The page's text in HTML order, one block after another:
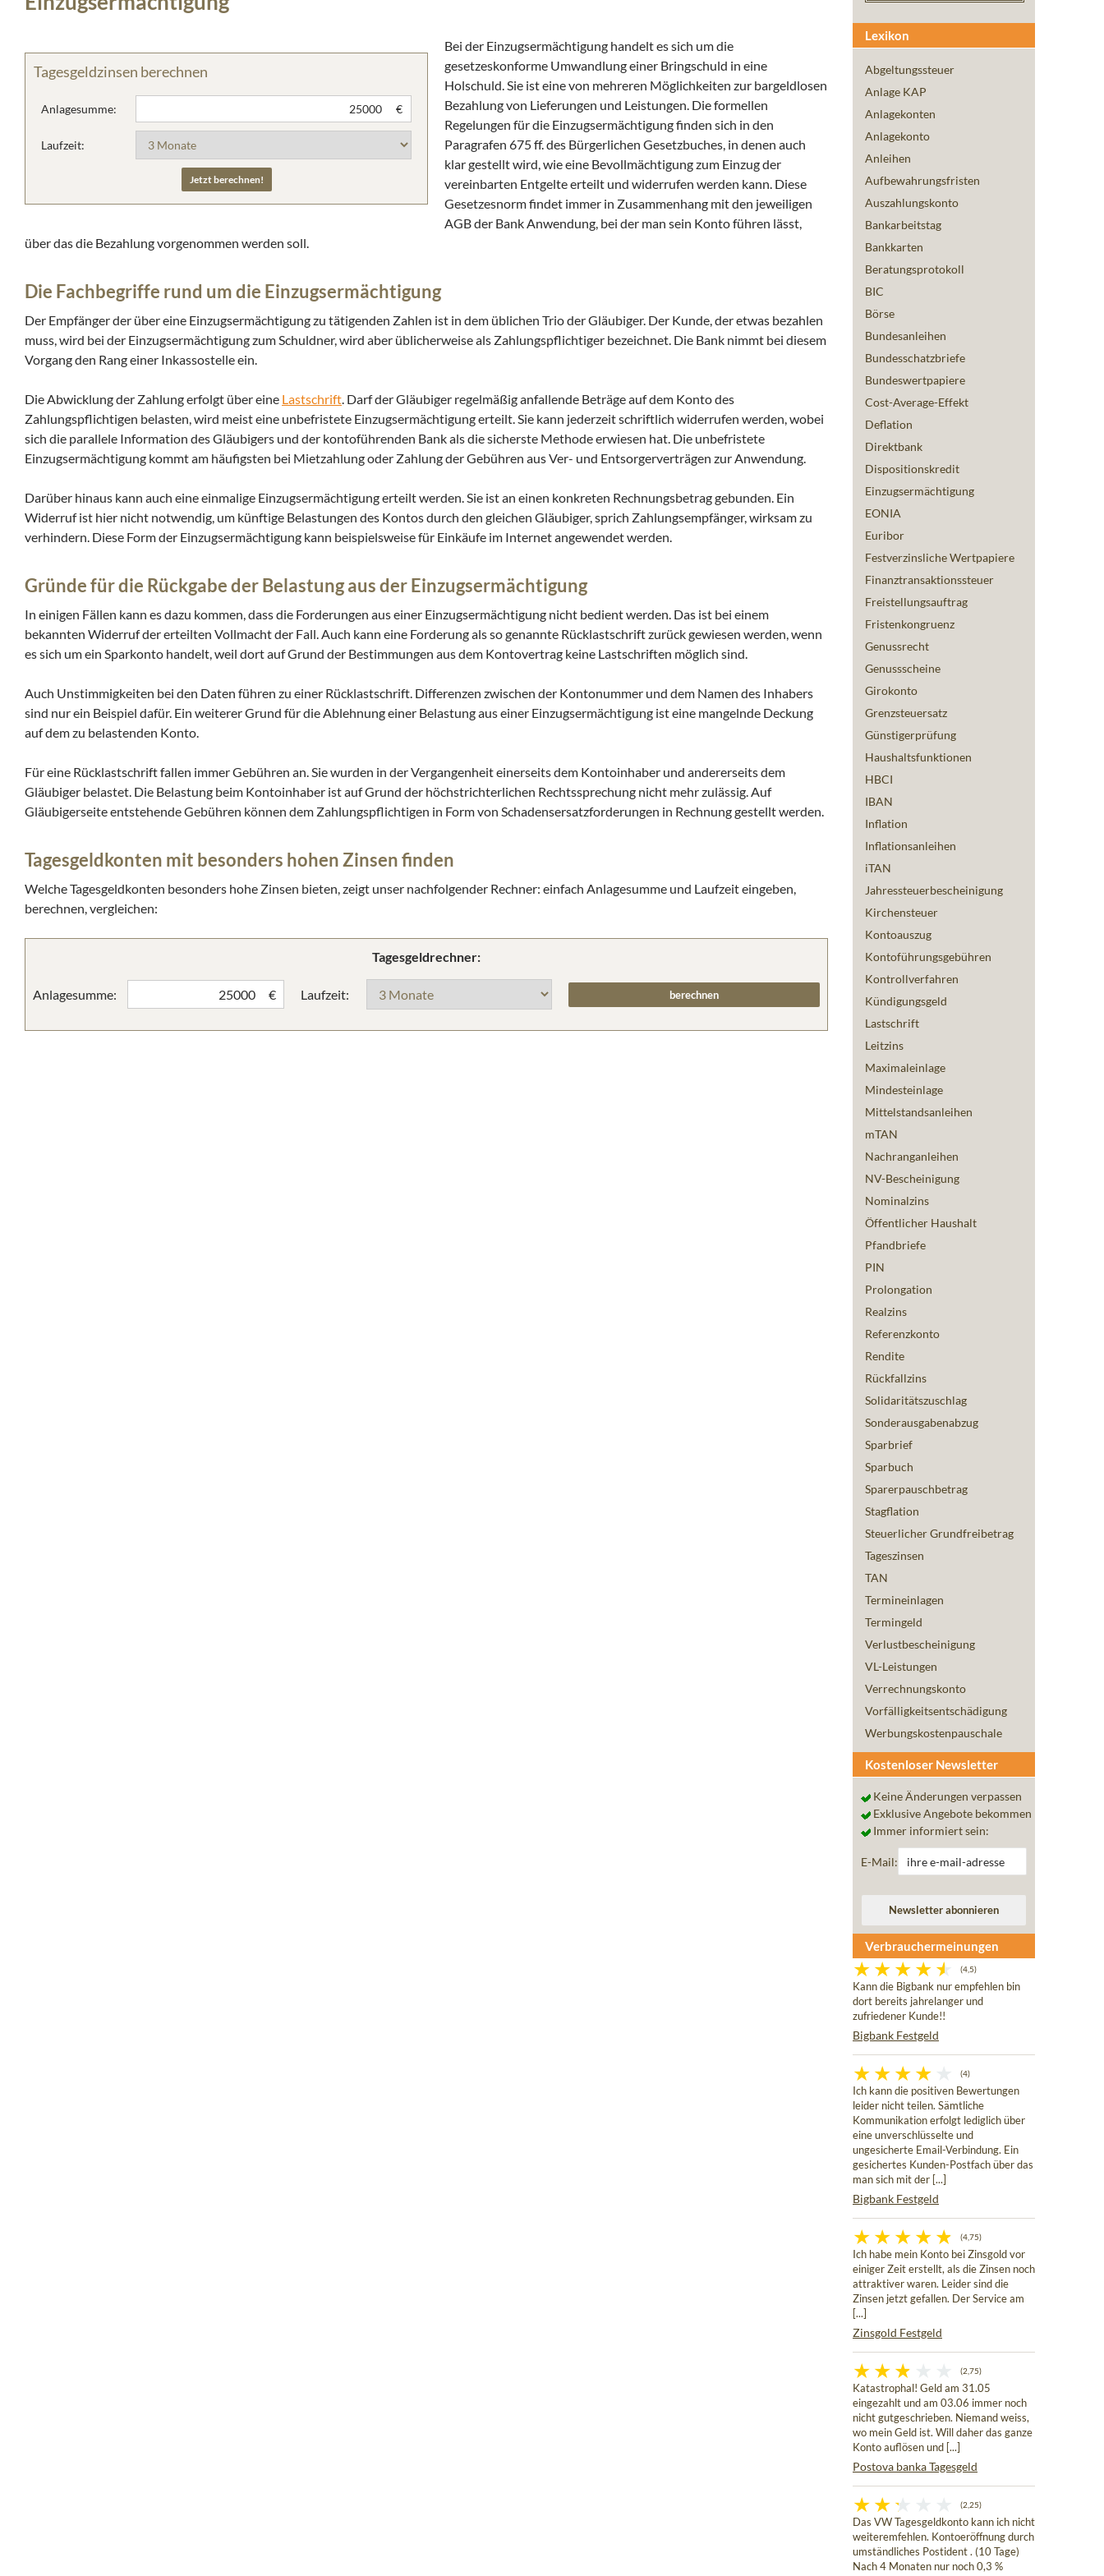
Tagesgeldzinsen berechnen
Anlagesumme: €
Laufzeit:
Bei der Einzugsermächtigung handelt es sich um die
gesetzeskonforme Umwandlung einer Bringschuld in eine
Holschuld. Sie ist eine von mehreren Möglichkeiten zur bargeldlosen
Bezahlung von Lieferungen und Leistungen. Die formellen
Regelungen für die Einzugsermächtigung finden sich in den
Paragrafen 675 ff. des Bürgerlichen Gesetzbuches, in denen auch
klar gestellt wird, wie eine Bevollmächtigung zum Einzug der
vereinbarten Entgelte erteilt und widerrufen werden kann. Diese
Gesetzesnorm findet immer in Zusammenhang mit den jeweiligen
AGB der Bank Anwendung, bei der man sein Konto führen lässt,
über das die Bezahlung vorgenommen werden soll.
Die Fachbegriffe rund um die Einzugsermächtigung
Der Empfänger der über eine Einzugsermächtigung zu tätigenden Zahlen ist in dem üblichen Trio der Gläubiger. Der Kunde, der etwas bezahlen
muss, wird bei der Einzugsermächtigung zum Schuldner, wird aber üblicherweise als Zahlungspflichtiger bezeichnet. Die Bank nimmt bei diesem
Vorgang den Rang einer Inkassostelle ein.
Die Abwicklung der Zahlung erfolgt über eine Lastschrift. Darf der Gläubiger regelmäßig anfallende Beträge auf dem Konto des
Zahlungspflichtigen belasten, wird meist eine unbefristete Einzugsermächtigung erteilt. Sie kann jederzeit schriftlich widerrufen werden, wobei
sich die parallele Information des Gläubigers und der kontoführenden Bank als die sicherste Methode erwiesen hat. Die unbefristete
Einzugsermächtigung kommt am häufigsten bei Mietzahlung oder Zahlung der Gebühren aus Ver- und Entsorgerverträgen zur Anwendung.
Darüber hinaus kann auch eine einmalige Einzugsermächtigung erteilt werden. Sie ist an einen konkreten Rechnungsbetrag gebunden. Ein
Widerruf ist hier nicht notwendig, um künftige Belastungen des Kontos durch den gleichen Gläubiger, sprich Zahlungsempfänger, wirksam zu
verhindern. Diese Form der Einzugsermächtigung kann beispielsweise für Einkäufe im Internet angewendet werden.
Gründe für die Rückgabe der Belastung aus der Einzugsermächtigung
In einigen Fällen kann es dazu kommen, dass die Forderungen aus einer Einzugsermächtigung nicht bedient werden. Das ist bei einem
bekannten Widerruf der erteilten Vollmacht der Fall. Auch kann eine Forderung als so genannte Rücklastschrift zurück gewiesen werden, wenn
es sich um ein Sparkonto handelt, weil dort auf Grund der Bestimmungen aus dem Kontovertrag keine Lastschriften möglich sind.
Auch Unstimmigkeiten bei den Daten führen zu einer Rücklastschrift. Differenzen zwischen der Kontonummer und dem Namen des Inhabers
sind nur ein Beispiel dafür. Ein weiterer Grund für die Ablehnung einer Belastung aus einer Einzugsermächtigung ist eine mangelnde Deckung
auf dem zu belastenden Konto.
Für eine Rücklastschrift fallen immer Gebühren an. Sie wurden in der Vergangenheit einerseits dem Kontoinhaber und andererseits dem
Gläubiger belastet. Die Belastung beim Kontoinhaber ist auf Grund der höchstrichterlichen Rechtssprechung nicht mehr zulässig. Auf
Gläubigerseite entstehende Gebühren können dem Zahlungspflichtigen in Form von Schadensersatzforderungen in Rechnung gestellt werden.
Tagesgeldkonten mit besonders hohen Zinsen finden
Welche Tagesgeldkonten besonders hohe Zinsen bieten, zeigt unser nachfolgender Rechner: einfach Anlagesumme und Laufzeit eingeben,
berechnen, vergleichen:
Tagesgeldrechner:
Anlagesumme: € Laufzeit:
Lexikon
Abgeltungssteuer
Anlage KAP
Anlagekonten
Anlagekonto
Anleihen
Aufbewahrungsfristen
Auszahlungskonto
Bankarbeitstag
Bankkarten
Beratungsprotokoll
BIC
Börse
Bundesanleihen
Bundesschatzbriefe
Bundeswertpapiere
Cost-Average-Effekt
Deflation
Direktbank
Dispositionskredit
Einzugsermächtigung
EONIA
Euribor
Festverzinsliche Wertpapiere
Finanztransaktionssteuer
Freistellungsauftrag
Fristenkongruenz
Genussrecht
Genussscheine
Girokonto
Grenzsteuersatz
Günstigerprüfung
Haushaltsfunktionen
HBCI
IBAN
Inflation
Inflationsanleihen
iTAN
Jahressteuerbescheinigung
Kirchensteuer
Kontoauszug
Kontoführungsgebühren
Kontrollverfahren
Kündigungsgeld
Lastschrift
Leitzins
Maximaleinlage
Mindesteinlage
Mittelstandsanleihen
mTAN
Nachranganleihen
NV-Bescheinigung
Nominalzins
Öffentlicher Haushalt
Pfandbriefe
PIN
Prolongation
Realzins
Referenzkonto
Rendite
Rückfallzins
Solidaritätszuschlag
Sonderausgabenabzug
Sparbrief
Sparbuch
Sparerpauschbetrag
Stagflation
Steuerlicher Grundfreibetrag
Tageszinsen
TAN
Termineinlagen
Termingeld
Verlustbescheinigung
VL-Leistungen
Verrechnungskonto
Vorfälligkeitsentschädigung
Werbungskostenpauschale
Kostenloser Newsletter
Keine Änderungen verpassen
Exklusive Angebote bekommen
Immer informiert sein:
E-Mail:
Verbrauchermeinungen
(4,5)
Kann die Bigbank nur empfehlen bin
dort bereits jahrelanger und
zufriedener Kunde!!
Bigbank Festgeld
(4)
Ich kann die positiven Bewertungen
leider nicht teilen. Sämtliche
Kommunikation erfolgt lediglich über
eine unverschlüsselte und
ungesicherte Email-Verbindung. Ein
gesichertes Kunden-Postfach über das
man sich mit der [...]
Bigbank Festgeld
(4,75)
Ich habe mein Konto bei Zinsgold vor
einiger Zeit erstellt, als die Zinsen noch
attraktiver waren. Leider sind die
Zinsen jetzt gefallen. Der Service am
[...]
Zinsgold Festgeld
(2,75)
Katastrophal! Geld am 31.05
eingezahlt und am 03.06 immer noch
nicht gutgeschrieben. Niemand weiss,
wo mein Geld ist. Will daher das ganze
Konto auflösen und [...]
Postova banka Tagesgeld
(2,25)
Das VW Tagesgeldkonto kann ich nicht
weiteremfehlen. Kontoeröffnung durch
umständliches Postident . (10 Tage)
Nach 4 Monaten nur noch 0,3 %